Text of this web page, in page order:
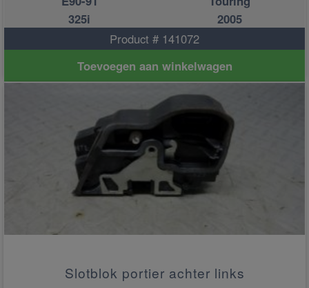
325i
2005
Product # 141072
Toevoegen aan winkelwagen
Slotblok portier achter links